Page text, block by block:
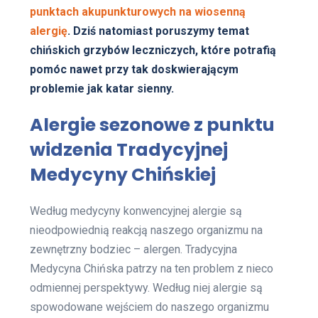
punktach akupunkturowych na wiosenną
alergię. Dziś natomiast poruszymy temat
chińskich grzybów leczniczych, które potrafią
pomóc nawet przy tak doskwierającym
problemie jak katar sienny.
Alergie sezonowe z punktu
widzenia Tradycyjnej
Medycyny Chińskiej
Według medycyny konwencyjnej alergie są
nieodpowiednią reakcją naszego organizmu na
zewnętrzny bodziec – alergen. Tradycyjna
Medycyna Chińska patrzy na ten problem z nieco
odmiennej perspektywy. Według niej alergie są
spowodowane wejściem do naszego organizmu